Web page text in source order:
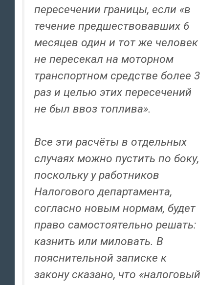
пересечении границы, если «в
течение предшествовавших 6
месяцев один и тот же человек
не пересекал на моторном
транспортном средстве более 3
раз и целью этих пересечений
не был ввоз топлива».
Все эти расчёты в отдельных
случаях можно пустить по боку,
поскольку у работников
Налогового департамента,
согласно новым нормам, будет
право самостоятельно решать:
казнить или миловать. В
пояснительной записке к
закону сказано, что «налоговый